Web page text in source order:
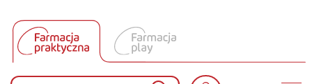
Produkty Polpharmy